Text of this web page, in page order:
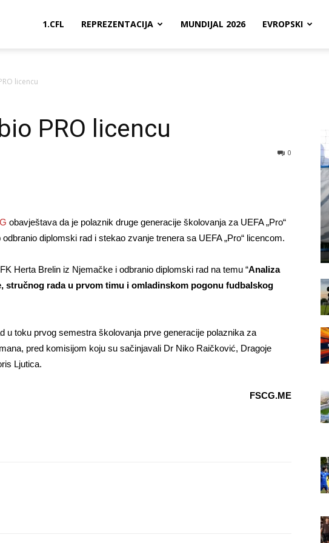
1.CFL REPREZENTACIJA MUNDIJAL 2026 EVROPSKI
licencu
PRO licencu
0
obavještava da je polaznik druge generacije školovanja za UEFA „Pro“
diplomski rad i stekao zvanje trenera sa UEFA „Pro“ licencom.
Herta Brelin iz Njemačke i odbranio diplomski rad na temu “Analiza
stručnog rada u prvom timu i omladinskom pogonu fudbalskog
u toku prvog semestra školovanja prve generacije polaznika za
pred komisijom koju su sačinjavali Dr Niko Raičković, Dragoje
Ljutica.
FSCG.ME